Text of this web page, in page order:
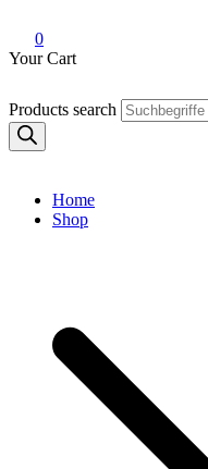
0
Your Cart
Products search
Home
Shop